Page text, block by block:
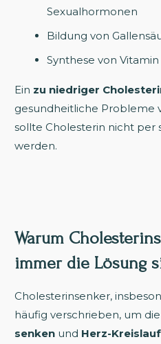
Sexualhormonen
Bildung von
Synthese von Vitamin
Ein zu niedriger
gesundheitliche Probleme
sollte Cholesterin nicht per
werden.
Warum
immer die Lösung
Cholesterinsenker,
häufig verschrieben, um die
senken und Herz-